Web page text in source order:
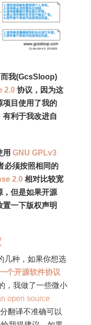
而我(GcsSloop)
2.0协议，因为这
项目使用了我的
利于我改进自
用 GNU GPLv3
必须按照相同的
2.0相对比较宽
，但是如果开源
一下版权声明
几种，如果你想选
个开源软件协议
，我做了一些微小
open source
翻译不准确可以